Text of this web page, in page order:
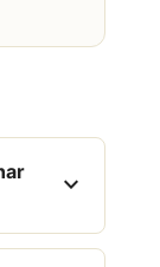
expand_more